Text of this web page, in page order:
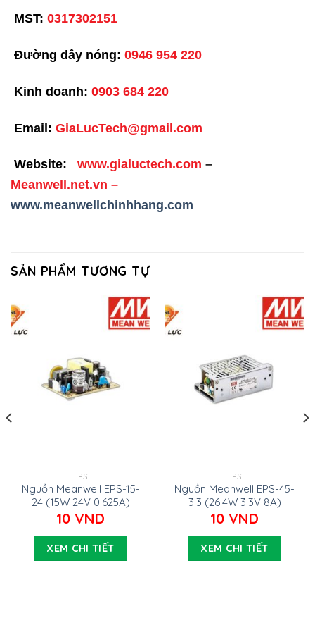
MST: 0317302151
Đường dây nóng: 0946 954 220
Kinh doanh: 0903 684 220
Email: GiaLucTech@gmail.com
Website: www.gialuctech.com –
Meanwell.net.vn –
www.meanwellchinhhang.com
SẢN PHẨM TƯƠNG TỰ
EPS
Nguồn Meanwell EPS-15-
24 (15W 24V 0.625A)
10 VND
XEM CHI TIẾT
EPS
Nguồn Meanwell EPS-45-
3.3 (26.4W 3.3V 8A)
10 VND
XEM CHI TIẾT